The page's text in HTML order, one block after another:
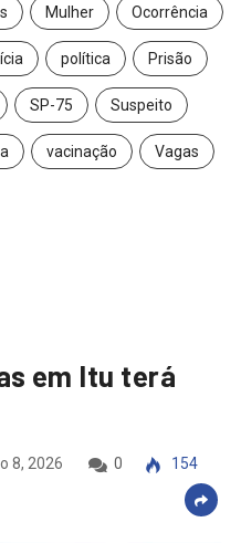
Mulher Ocorrência
política Prisão
SP-75 Suspeito
vacinação Vagas
em Itu terá
8, 2026 0
154